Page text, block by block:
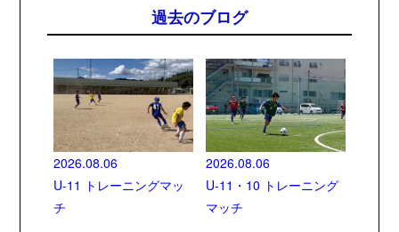
過去のブログ
2026.08.06
U-11 トレーニングマッ
チ
2026.08.06
U-11・10 トレーニング
マッチ